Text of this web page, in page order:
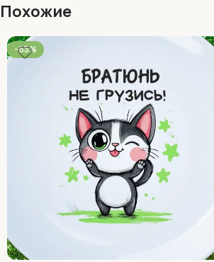
Похожие
-65%